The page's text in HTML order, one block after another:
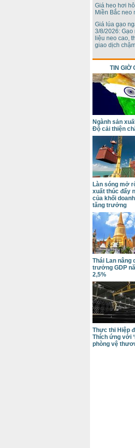
Giá heo hơi
Miền Bắc neo
Giá lúa gạo
3/8/2026: Gạo
liệu neo cao,
giao dịch
TIN GIỜ
Ngành sản
Độ cải thiện
Làn sóng mở
xuất thúc đẩy
của khối
tăng trưởng
Thái Lan nâng
trưởng GDP
2,5%
Thực thi Hiệp
Thích ứng với
phòng vệ